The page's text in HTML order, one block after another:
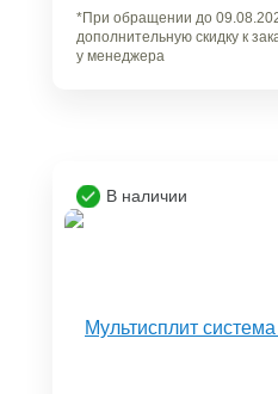
*При обращении до
дополнительную скидку к
у менеджера
В наличии